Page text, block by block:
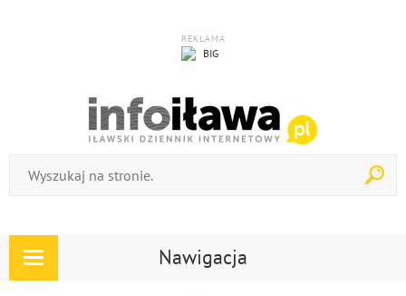
REKLAMA
Nawigacja
Rozwiń